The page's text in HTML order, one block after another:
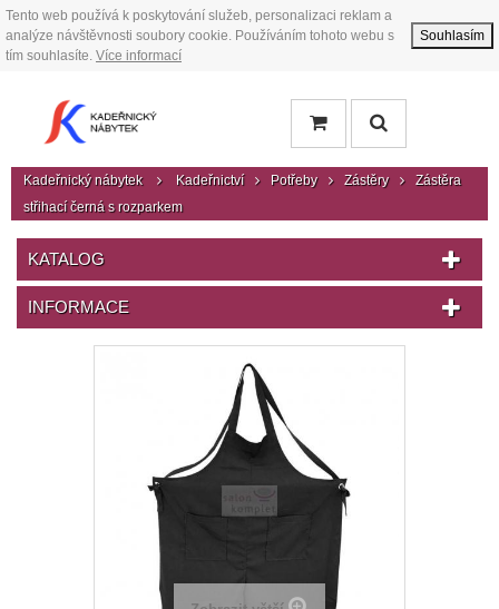
Tento web používá k poskytování služeb, personalizaci reklam a
analýze návštěvnosti soubory cookie. Používáním tohoto webu s
tím souhlasíte. Více informací
Souhlasím
Kadeřnický nábytek Kadeřnictví Potřeby Zástěry
Zástěra
střihací černá s rozparkem
KATALOG
INFORMACE